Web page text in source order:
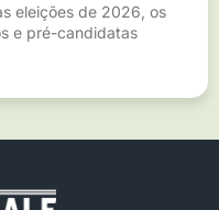
eleições de 2026, os
e pré-candidatas